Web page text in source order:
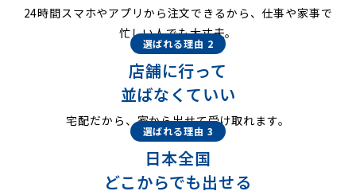
24時間スマホやアプリから注文できるから、仕事や家事で
忙しい人でも大丈夫。
選ばれる理由 2
店舗に行って
並ばなくていい
宅配だから、家から出せて受け取れます。
選ばれる理由 3
日本全国
どこからでも出せる